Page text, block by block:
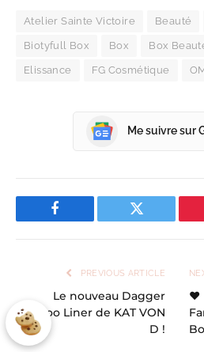
Atelier Sainte Victoire Beauté
Biotyfull Box Box Box
Elissance FG Cosmétique
Me suivre sur
Facebook Twitter
PREVIOUS ARTICLE
Le nouveau Dagger
Tattoo Liner de KAT VON
D !
♥